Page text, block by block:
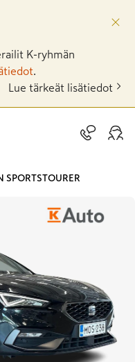
K-ryhmän
Lue tärkeät lisätiedot
SPORTSTOURER